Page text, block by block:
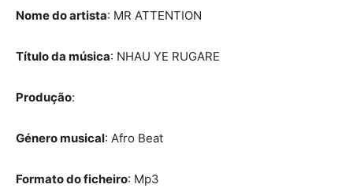
Nome do artista: MR ATTENTION
Título da música: NHAU YE RUGARE
Produção:
Género musical: Afro Beat
Formato do ficheiro: Mp3